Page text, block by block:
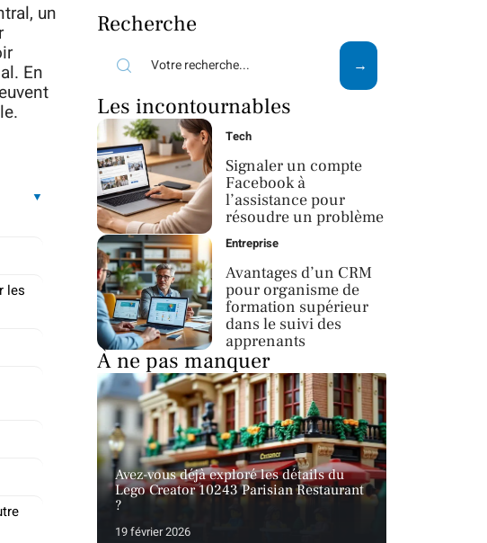
un
En
les
Recherche
Les incontournables
Tech
Signaler un compte
Facebook à
l’assistance pour
résoudre un problème
Entreprise
Avantages d’un CRM
pour organisme de
formation supérieur
dans le suivi des
apprenants
À ne pas manquer
Avez-vous déjà exploré les détails du
Lego Creator 10243 Parisian Restaurant
?
19 février 2026